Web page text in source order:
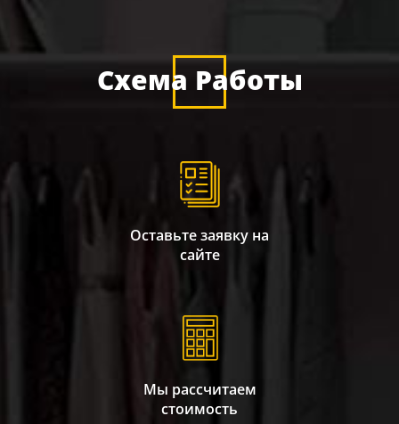
Схема Работы
Оставьте заявку на
сайте
Мы рассчитаем
стоимость